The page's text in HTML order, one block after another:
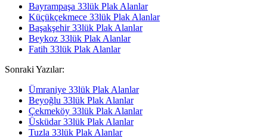
Bayrampaşa 33lük Plak Alanlar
Küçükçekmece 33lük Plak Alanlar
Başakşehir 33lük Plak Alanlar
Beykoz 33lük Plak Alanlar
Fatih 33lük Plak Alanlar
Sonraki Yazılar:
Ümraniye 33lük Plak Alanlar
Beyoğlu 33lük Plak Alanlar
Çekmeköy 33lük Plak Alanlar
Üsküdar 33lük Plak Alanlar
Tuzla 33lük Plak Alanlar